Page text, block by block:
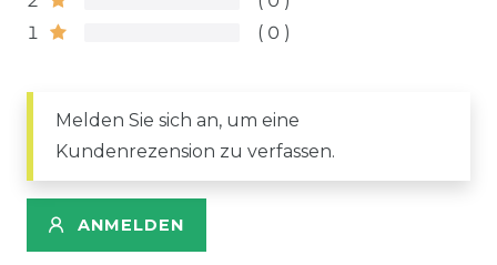
1
0
Melden Sie sich an, um eine
Kundenrezension zu verfassen.
ANMELDEN